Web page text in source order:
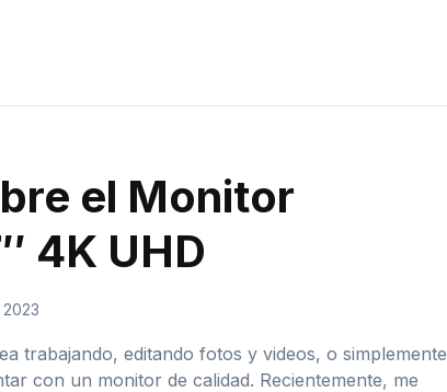
el Monitor
4K UHD
trabajando, editando fotos y videos, o simplemente
con un monitor de calidad. Recientemente, me